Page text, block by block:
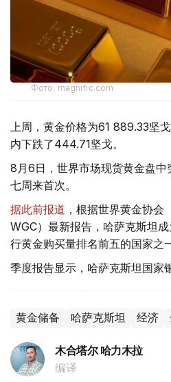
Фото: magnific.com
上周，黄金价格为61 889.33坚
内下跌了444.71坚戈。
8月6日，世界市场现货黄金盘
七周来首次。
据此前报道 ，根据世界黄金协
WGC）最新报告，哈萨克斯坦
行黄金购买量排名前五的国家之
季度报告显示，哈萨克斯坦国家
黄金储备 哈萨克斯坦 经济
木合塔尔 哈力木拉
编译